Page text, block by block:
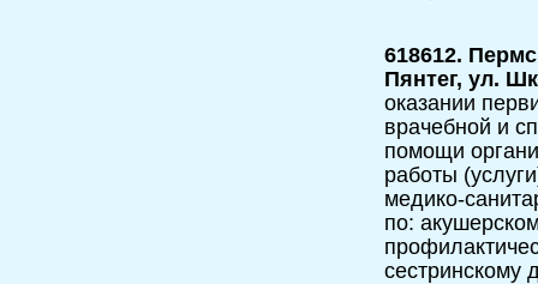
618612.
Пянтег, ул.
оказании
врачебной и
помощи
работы
медико-
по:
сестринскому